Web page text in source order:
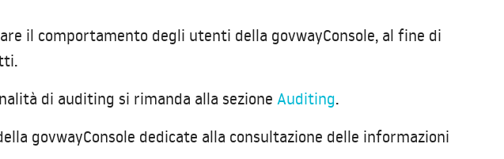
il comportamento degli utenti della govwayConsole, al fine di
di auditing si rimanda alla sezione Auditing.
govwayConsole dedicate alla consultazione delle informazioni